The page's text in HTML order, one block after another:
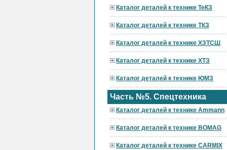
Каталог деталей к технике ТеКЗ
Каталог деталей к технике ТКЗ
Каталог деталей к технике ХЗТСШ
Каталог деталей к технике ХТЗ
Каталог деталей к технике ЮМЗ
Часть №5. Спецтехника
Каталог деталей к технике Ammann
Каталог деталей к технике BOMAG
Каталог деталей к технике CARMIX